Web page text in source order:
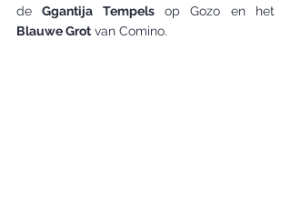
de Ggantija Tempels
Blauwe Grot van Comino.